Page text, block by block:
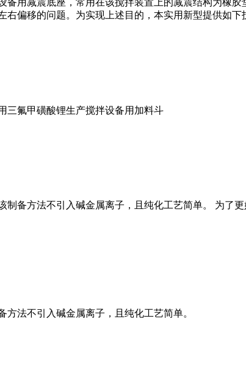
用减震底座，常用在该搅拌装置上的减震结构为橡
偏移的问题。为实现上述目的，本实用新型提供如下
三氟甲磺酸锂生产搅拌设备用加料斗
备方法不引入碱金属离子，且纯化工艺简单。 为了
法不引入碱金属离子，且纯化工艺简单。